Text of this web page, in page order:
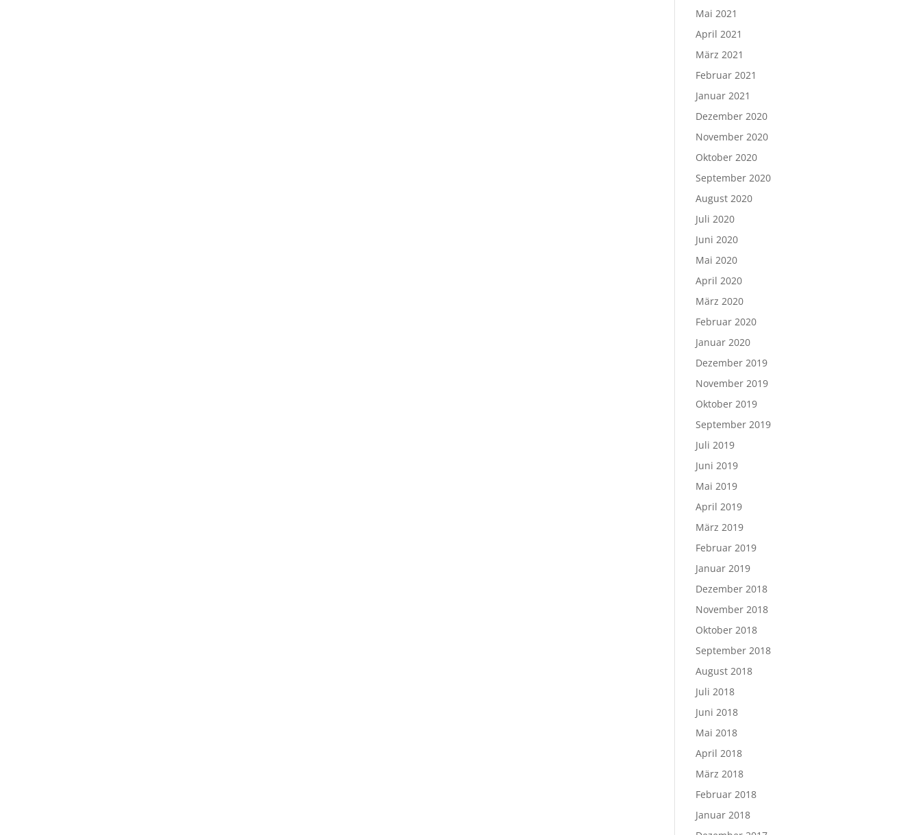
Mai 2021
April 2021
März 2021
Februar 2021
Januar 2021
Dezember 2020
November 2020
Oktober 2020
September 2020
August 2020
Juli 2020
Juni 2020
Mai 2020
April 2020
März 2020
Februar 2020
Januar 2020
Dezember 2019
November 2019
Oktober 2019
September 2019
Juli 2019
Juni 2019
Mai 2019
April 2019
März 2019
Februar 2019
Januar 2019
Dezember 2018
November 2018
Oktober 2018
September 2018
August 2018
Juli 2018
Juni 2018
Mai 2018
April 2018
März 2018
Februar 2018
Januar 2018